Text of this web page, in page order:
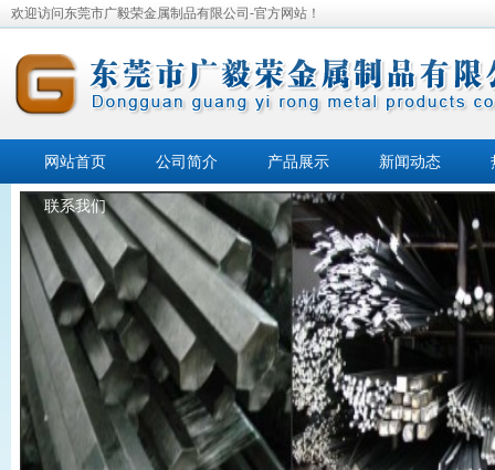
欢迎访问东莞市广毅荣金属制品有限公司-官方网站！
网站首页 公司简介 产品展示 新闻动态
联系我们